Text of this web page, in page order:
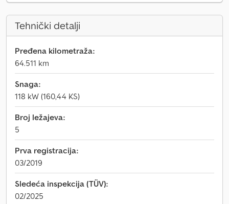
Tehnički detalji
Pređena kilometraža:
64.511 km
Snaga:
118 kW (160,44 KS)
Broj ležajeva:
5
Prva registracija:
03/2019
Sledeća inspekcija (TÜV):
02/2025